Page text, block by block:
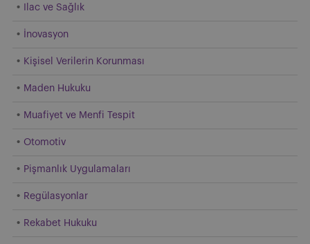
Ilac ve Sağlık
İnovasyon
Kişisel Verilerin Korunması
Maden Hukuku
Muafiyet ve Menfi Tespit
Otomotiv
Pişmanlık Uygulamaları
Regülasyonlar
Rekabet Hukuku